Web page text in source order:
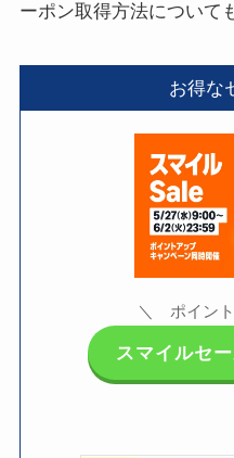
ーポン取得方法について
お得な
＼ ポイン
スマイルセ